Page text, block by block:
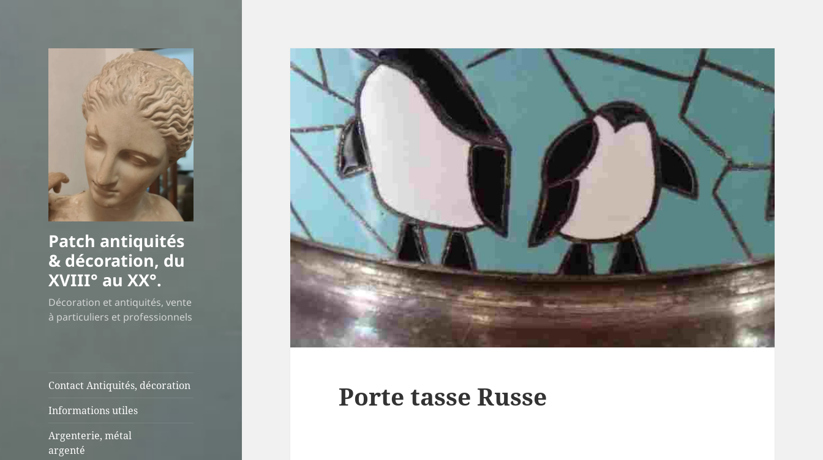
Patch antiquités
& décoration, du
XVIII° au XX°.
Décoration et antiquités, vente
à particuliers et professionnels
Contact Antiquités, décoration
Informations utiles
Argenterie, métal
argenté
Porte tasse Russe